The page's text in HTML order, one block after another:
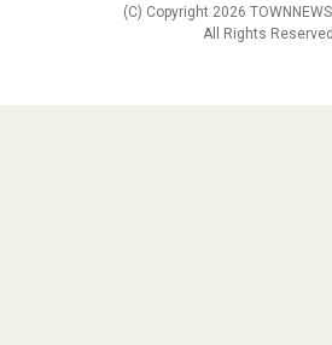
(C) Copyright 2026
All Rights Reserved.